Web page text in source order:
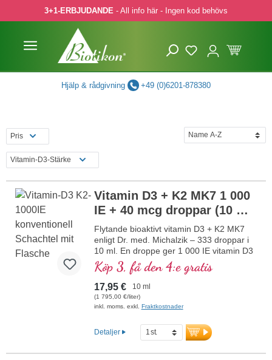
till huvudinnehåll
Hoppa till sökning
Hoppa till huvudnavigering
3+1-ERBJUDANDE - All info här - Ingen kod behövs
Hjälp & rådgivning +49 (0)6201-878380
Pris
Vitamin-D3-Stärke
Vitamin D3 + K2 MK7 1 000
IE + 40 mcg droppar (10 ml)
NY
Flytande bioaktivt vitamin D3 + K2 MK7
enligt Dr. med. Michalzik – 333 droppar i
10 ml. En droppe ger 1 000 IE vitamin D3
och 40 μg K2 (MK7 all-trans). Högsta
premiumkvalitet från högkvalitativt
vegetariskt specialråmaterial i optimal
kombination med den särskilt bioaktiva all-
trans-formen av K2. Upplöst i skyddande
bättre biotillgänglighet. Denna optimala
kombination bidrar till att bibehålla normal
Köp 3, få den 4:e gratis
17,95 € 10 ml
(1 795,00 €/liter)
inkl. moms. exkl. Fraktkostnader
Detaljer